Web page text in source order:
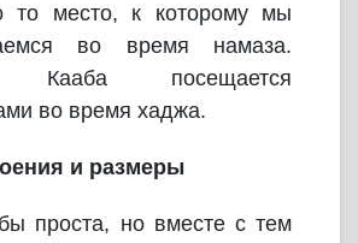
то место, к которому мы
во время намаза.
Кааба посещается
во время хаджа.
и размеры
проста, но вместе с тем